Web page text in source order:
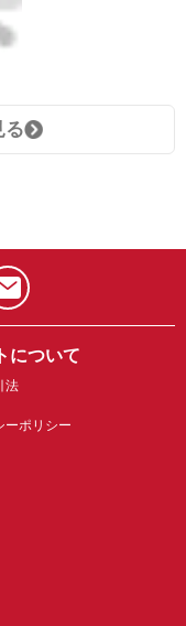
る
について
法
ーポリシー